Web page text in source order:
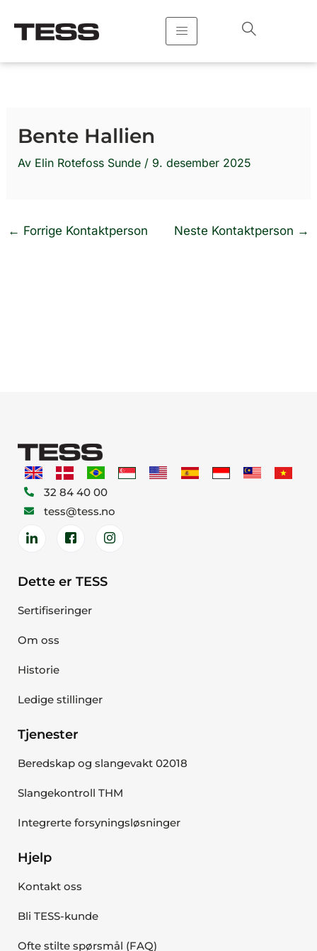
rett
Bente Hallien
Av Elin Rotefoss Sunde / 9. desember 2025
← Forrige Kontaktperson Neste Kontaktperson →
32 84 40 00
tess@tess.no
Dette er TESS
Sertifiseringer
Om oss
Historie
Ledige stillinger
Tjenester
Beredskap og slangevakt 02018
Slangekontroll THM
Integrerte forsyningsløsninger
Hjelp
Kontakt oss
Bli TESS-kunde
Ofte stilte spørsmål (FAQ)